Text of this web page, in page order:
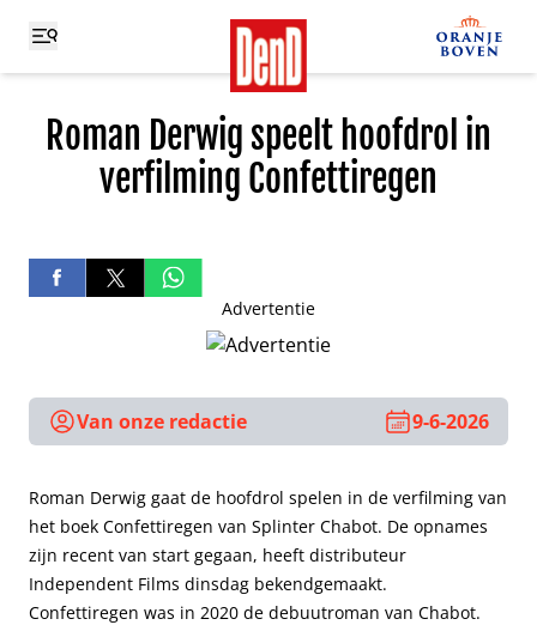
Roman Derwig speelt hoofdrol in
verfilming Confettiregen
Advertentie
Van onze redactie 9-6-2026
Roman Derwig gaat de hoofdrol spelen in de verfilming van
het boek Confettiregen van Splinter Chabot. De opnames
zijn recent van start gegaan, heeft distributeur
Independent Films dinsdag bekendgemaakt.
Confettiregen was in 2020 de debuutroman van Chabot.